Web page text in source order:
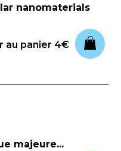
nanomaterials
au panier 4€
majeure...